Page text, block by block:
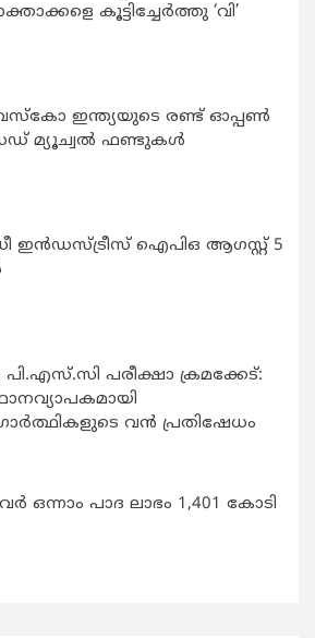
കൂട്ടിച്ചേർത്തു ‘വി’
ഇന്ത്യയുടെ രണ്ട് ഓപ്പണ്‍
മ്യൂച്വല്‍ ഫണ്ടുകള്‍
ഇൻഡസ്ട്രീസ് ഐപിഒ ആഗസ്റ്റ് 5
പരീക്ഷാ ക്രമക്കേട്:
വന്‍ പ്രതിഷേധം
ഒന്നാം പാദ ലാഭം 1,401 കോടി